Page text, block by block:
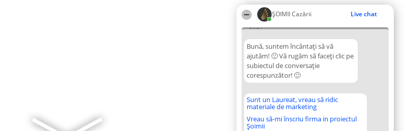
ȘOIMII Cazării Live chat
09:21
Bună, suntem încântați să vă
ajutăm! 🙂 Vă rugăm să faceți clic pe
subiectul de conversație
corespunzător! 🙂
Sunt un Laureat, vreau să ridic
materiale de marketing
Vreau să-mi înscriu firma in proiectul
Șoimii